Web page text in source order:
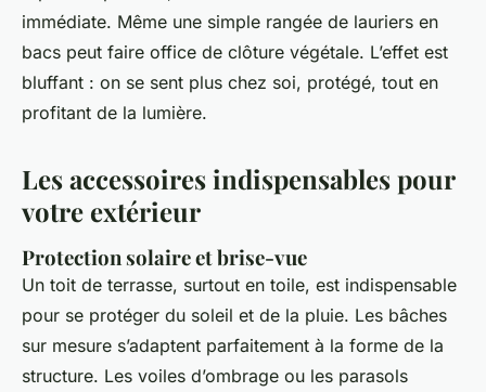
immédiate. Même une simple rangée de lauriers en
bacs peut faire office de clôture végétale. L’effet est
bluffant : on se sent plus chez soi, protégé, tout en
profitant de la lumière.
Les accessoires indispensables pour
votre extérieur
Protection solaire et brise-vue
Un toit de terrasse, surtout en toile, est indispensable
pour se protéger du soleil et de la pluie. Les bâches
sur mesure s’adaptent parfaitement à la forme de la
structure. Les voiles d’ombrage ou les parasols